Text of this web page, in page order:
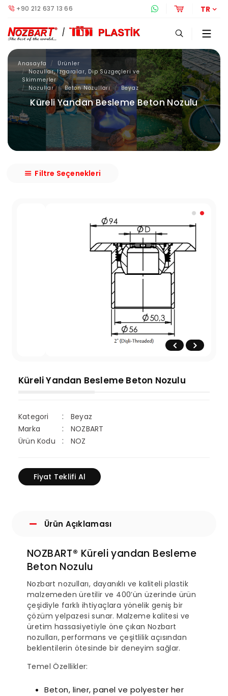
+90 212 637 13 66 WhatsappOnline
TR
Küreli Yandan Besleme Beton Nozulu
Anasayfa
Ürünler
Nozullar, Izgaralar, Dip Süzgeçleri ve
Skimmerler
Nozullar
Beton Nozulları Beyaz
Küreli Yandan Besleme Beton Nozulu
Kategori
Beyaz
Marka
NOZBART
Ürün Kodu
NOZ
Fiyat Teklifi Al
Ürün Açıklaması
NOZBART® Küreli yandan Besleme
Beton Nozulu
Nozbart nozulları, dayanıklı ve kaliteli plastik
malzemeden üretilir ve 400’ün üzerinde ürün
çeşidiyle farklı ihtiyaçlara yönelik geniş bir
çözüm yelpazesi sunar. Malzeme kalitesi ve
üretim hassasiyetiyle öne çıkan Nozbart
nozulları, performans ve çeşitlilik açısından
beklentilerin ötesinde bir deneyim sağlar.
Temel Özellikler:
Beton, liner, panel ve polyester her
Filtre Seçenekleri